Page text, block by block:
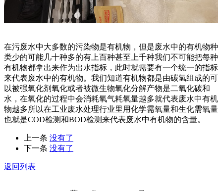
在污废水中大多数的污染物是有机物，但是废水中的有机物种
类少的可能几十种多的有上百种甚至上千种我们不可能把每种
有机物都拿出来作为出水指标，此时就需要有一个统一的指标
来代表废水中的有机物。我们知道有机物都是由碳氢组成的可
以被强氧化剂氧化或者被微生物氧化分解产物是二氧化碳和
水，在氧化的过程中会消耗氧气耗氧量越多就代表废水中有机
物越多所以在工业废水处理行业里用化学需氧量和生化需氧量
也就是COD检测和BOD检测来代表废水中有机物的含量。
上一条 没有了
下一条 没有了
返回列表